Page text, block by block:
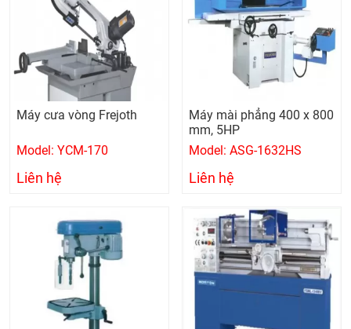
Máy cưa vòng Frejoth
Model: YCM-170
Liên hệ
Máy mài phẳng 400 x 800
mm, 5HP
Model: ASG-1632HS
Liên hệ